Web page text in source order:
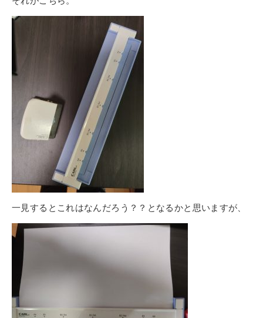
一見するとこれはなんだろう？？となるかと思いますが、